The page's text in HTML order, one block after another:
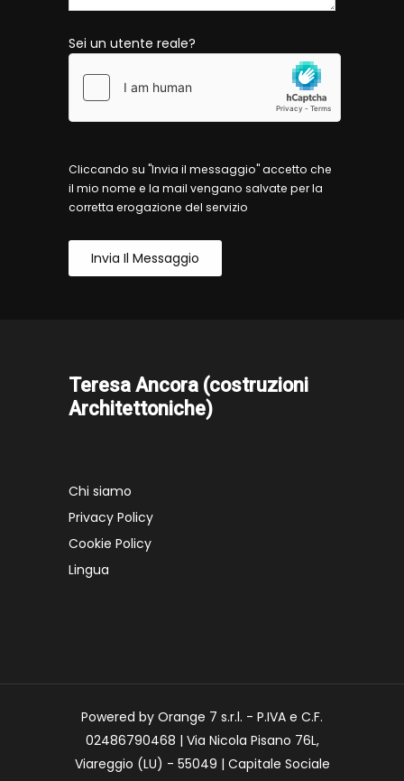
Sei un utente reale?
Cliccando su "Invia il messaggio" accetto che
il mio nome e la mail vengano salvate per la
corretta erogazione del servizio
Invia Il Messaggio
Teresa Ancora (costruzioni
Architettoniche)
Chi siamo
Privacy Policy
Cookie Policy
Lingua
Powered by Orange 7 s.r.l. - P.IVA e C.F.
02486790468 | Via Nicola Pisano 76L,
Viareggio (LU) - 55049 | Capitale Sociale